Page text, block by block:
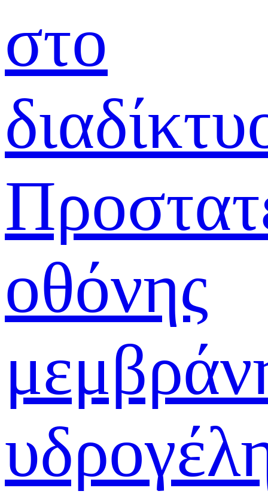
στο
οθόνης